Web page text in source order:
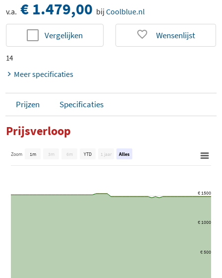
v.a. € 1.479,00 bij Coolblue.nl
Vergelijken Wensenlijst
14
Meer specificaties
Prijzen Specificaties
Prijsverloop
€ 500
€ 1000
€ 1500
Zoom 1m 3m 6m YTD 1 jaar Alles